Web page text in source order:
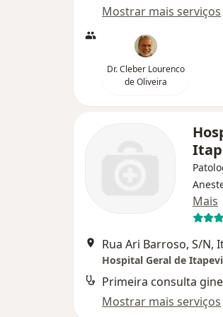
Mostrar mais serviços
Dr. Cleber Lourenco
de Oliveira
Mais
Rua Ari Barroso, S/N,
Hospital Geral de Itapevi
Mostrar mais serviços